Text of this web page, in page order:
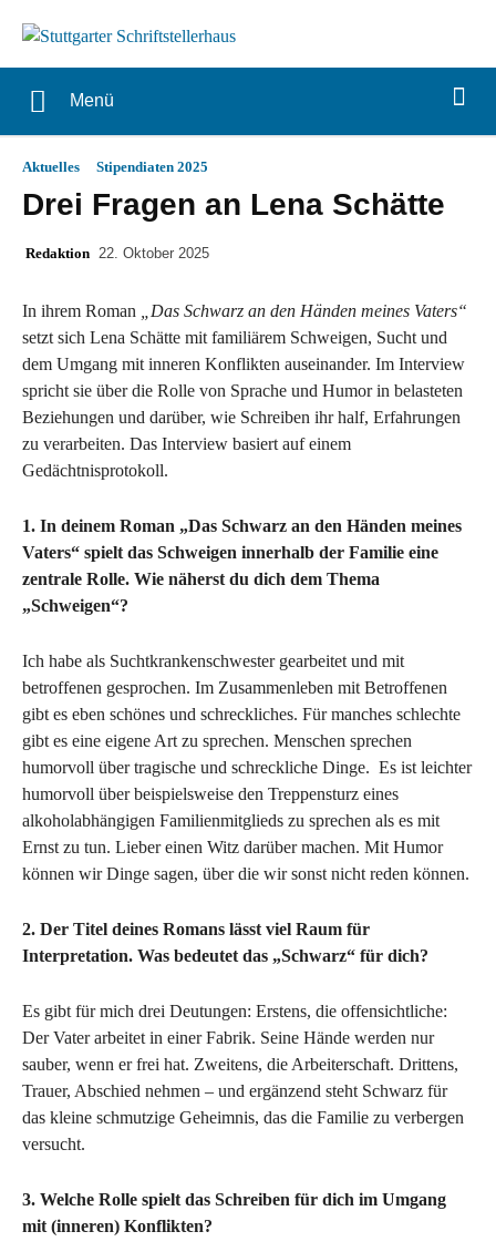
Menü
Aktuelles Stipendiaten 2025
Drei Fragen an Lena Schätte
Redaktion 22. Oktober 2025
In ihrem Roman
„Das Schwarz an den Händen meines Vaters“
setzt sich Lena Schätte mit familiärem Schweigen, Sucht und
dem Umgang mit inneren Konflikten auseinander. Im Interview
spricht sie über die Rolle von Sprache und Humor in belasteten
Beziehungen und darüber, wie Schreiben ihr half, Erfahrungen
zu verarbeiten. Das Interview basiert auf einem
Gedächtnisprotokoll.
1. In deinem Roman „Das Schwarz an den Händen meines
Vaters“ spielt das Schweigen innerhalb der Familie eine
zentrale Rolle. Wie näherst du dich dem Thema
„Schweigen“?
Ich habe als Suchtkrankenschwester gearbeitet und mit
betroffenen gesprochen. Im Zusammenleben mit Betroffenen
gibt es eben schönes und schreckliches. Für manches schlechte
gibt es eine eigene Art zu sprechen. Menschen sprechen
humorvoll über tragische und schreckliche Dinge. Es ist leichter
humorvoll über beispielsweise den Treppensturz eines
alkoholabhängigen Familienmitglieds zu sprechen als es mit
Ernst zu tun. Lieber einen Witz darüber machen. Mit Humor
können wir Dinge sagen, über die wir sonst nicht reden können.
2. Der Titel deines Romans lässt viel Raum für
Interpretation. Was bedeutet das „Schwarz“ für dich?
Es gibt für mich drei Deutungen: Erstens, die offensichtliche:
Der Vater arbeitet in einer Fabrik. Seine Hände werden nur
sauber, wenn er frei hat. Zweitens, die Arbeiterschaft. Drittens,
Trauer, Abschied nehmen – und ergänzend steht Schwarz für
das kleine schmutzige Geheimnis, das die Familie zu verbergen
versucht.
3. Welche Rolle spielt das Schreiben für dich im Umgang
mit (inneren) Konflikten?